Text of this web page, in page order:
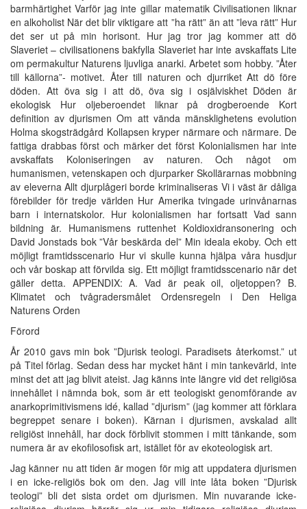
barmhärtighet Varför jag inte gillar matematik Civilisationen liknar
en alkoholist När det blir viktigare att ”ha rätt” än att ”leva rätt” Hur
det ser ut på min horisont. Hur jag tror jag kommer att dö
Slaveriet – civilisationens bakfylla Slaveriet har inte avskaffats Lite
om permakultur Naturens ljuvliga anarki. Arbetet som hobby. ”Åter
till källorna”- motivet. Åter till naturen och djurriket Att dö före
döden. Att öva sig i att dö, öva sig i osjälviskhet Döden är
ekologisk Hur oljeberoendet liknar på drogberoende Kort
definition av djurismen Om att vända mänsklighetens evolution
Holma skogsträdgård Kollapsen kryper närmare och närmare. De
fattiga drabbas först och märker det först Kolonialismen har inte
avskaffats Koloniseringen av naturen. Och något om
humanismen, vetenskapen och djurparker Skollärarnas mobbning
av eleverna Allt djurplågeri borde kriminaliseras Vi i väst är dåliga
förebilder för tredje världen Hur Amerika tvingade urinvånarnas
barn i internatskolor. Hur kolonialismen har fortsatt Vad sann
bildning är. Humanismens ruttenhet Koldioxidransonering och
David Jonstads bok ”Vår beskärda del” Min ideala ekoby. Och ett
möjligt framtidsscenario Hur vi skulle kunna hjälpa våra husdjur
och vår boskap att förvilda sig. Ett möjligt framtidsscenario när det
gäller detta. APPENDIX: A. Vad är peak oil, oljetoppen? B.
Klimatet och tvågradersmålet Ordensregeln i Den Heliga
Naturens Orden
Förord
År 2010 gavs min bok ”Djurisk teologi. Paradisets återkomst.” ut
på Titel förlag. Sedan dess har mycket hänt i min tankevärld, inte
minst det att jag blivit ateist. Jag känns inte längre vid det religiösa
innehållet i nämnda bok, som är ett teologiskt genomförande av
anarkoprimitivismens idé, kallad ”djurism” (jag kommer att förklara
begreppet senare i boken). Kärnan i djurismen, avskalad allt
religiöst innehåll, har dock förblivit stommen i mitt tänkande, som
numera är av ekofilosofisk art, istället för av ekoteologisk art.
Jag känner nu att tiden är mogen för mig att uppdatera djurismen
i en icke-religiös bok om den. Jag vill inte låta boken ”Djurisk
teologi” bli det sista ordet om djurismen. Min nuvarande icke-